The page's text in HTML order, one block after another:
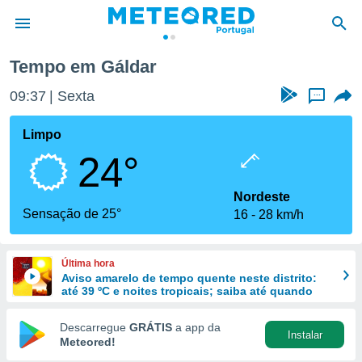
da
foi
fornecidas
a este
das
e
forma
digital
Tempo em Gáldar
09:37 Sexta ...
Limpo
24°
Sensação de 25°
Nordeste
16
28 km/h
Última hora
Aviso amarelo de tempo quente neste distrito:
até 39 ºC e noites tropicais; saiba até quando
Descarregue GRÁTIS a app da
Meteored!
Instalar